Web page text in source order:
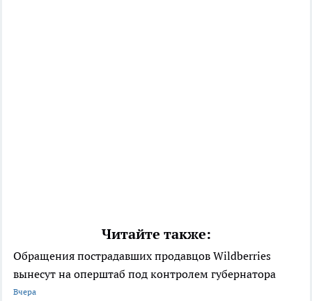
Читайте также:
Обращения пострадавших продавцов Wildberries
вынесут на оперштаб под контролем губернатора
Вчера